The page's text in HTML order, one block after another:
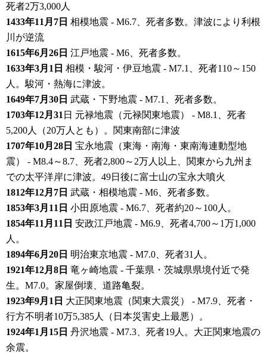
死者2万3,000人
1433年11月7日 相模地震 - M6.7、死者多数。津波により利根
川が逆流
1615年6月26日 江戸地震 - M6、死者多数。
1633年3月1日 相模・駿河・伊豆地震 - M7.1、死者110～150
人。駿河・熱海に津波。
1649年7月30日 武蔵・下野地震 - M7.1、死者多数。
1703年12月31 日 元禄地震（元禄関東地震） - M8.1、死者
5,200人（20万人とも）。関東南部に津波
1707年10月28日 宝永地震（東海・南海・東南海連動型地
震） - M8.4～8.7、死者2,800～2万人以上、関東から九州ま
での太平洋岸に津波。49日後に富士山の宝永大噴火
1812年12月7日 武蔵・相模地震 - M6、死者多数。
1853年3月11日 小田原地震 - M6.7、死者約20～100人。
1854年11月11日 安政江戸地震 - M6.9、死者4,700～1万1,000
人。
1894年6月20日 明治東京地震 - M7.0、死者31人。
1921年12月8日 竜ヶ崎地震 - 千葉県・茨城県県境付近で発
生。M7.0。家屋倒壊、道路亀裂。
1923年9月1日 大正関東地震（関東大震災） - M7.9、死者・
行方不明者10万5,385人（日本災害史上最悪）。
1924年1月15日 丹沢地震 - M7.3、死者19人。大正関東地震の
余震。